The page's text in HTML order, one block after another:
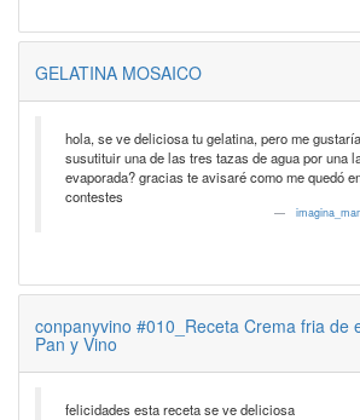
GELATINA MOSAICO
hola, se ve deliciosa tu gelatina, pero me
susutituir una de las tres tazas de agua por una
evaporada? gracias te avisaré como me quedó
contestes
conpanyvino #010_Receta Crema fria de
Pan y Vino
felicidades esta receta se ve deliciosa